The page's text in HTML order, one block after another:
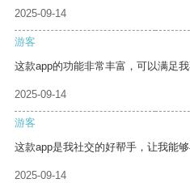
2025-09-14
游客
这款app的功能非常丰富，可以满足我
2025-09-14
游客
这款app是我社交的好帮手，让我能
2025-09-14